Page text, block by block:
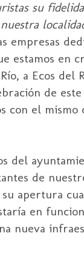
su
empresas
estamos en
a Ecos del
de
con el
del
de
apertura
en
nueva